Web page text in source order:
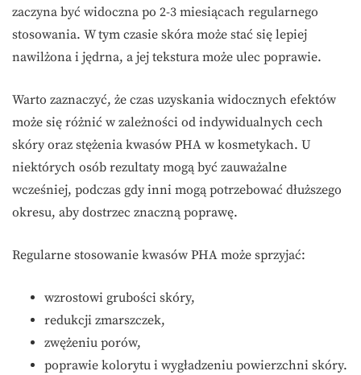
zaczyna być widoczna po 2-3 miesiącach regularnego
stosowania. W tym czasie skóra może stać się lepiej
nawilżona i jędrna, a jej tekstura może ulec poprawie.
Warto zaznaczyć, że czas uzyskania widocznych efektów
może się różnić w zależności od indywidualnych cech
skóry oraz stężenia kwasów PHA w kosmetykach. U
niektórych osób rezultaty mogą być zauważalne
wcześniej, podczas gdy inni mogą potrzebować dłuższego
okresu, aby dostrzec znaczną poprawę.
Regularne stosowanie kwasów PHA może sprzyjać:
wzrostowi grubości skóry,
redukcji zmarszczek,
zwężeniu porów,
poprawie kolorytu i wygładzeniu powierzchni skóry.